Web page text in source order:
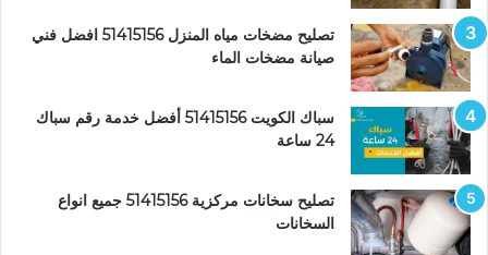
تصليح مضخات مياه المنزل 51415156 افضل فني
صيانة مضخات الماء
سباك الكويت 51415156 أفضل خدمة رقم سباك
24 ساعة
تصليح سخانات مركزية 51415156 جميع انواع
السخانات